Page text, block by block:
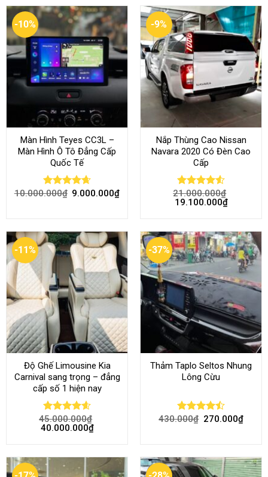
-10%
Màn Hình Teyes CC3L –
Màn Hình Ô Tô Đẳng Cấp
Quốc Tế
Rated 4.68
10.000.000₫ 9.000.000₫
-9%
Nắp Thùng Cao Nissan
Navara 2020 Có Đèn Cao
Cấp
Rated4.52
out of 5
21.000.000₫
19.100.000₫
-11%
Độ Ghế Limousine Kia
Carnival sang trọng – đẳng
cấp số 1 hiện nay
Rated4.58
out of 5
45.000.000₫
40.000.000₫
-37%
Thảm Taplo Seltos Nhung
Lông Cừu
Rated
430.000₫ 270.000₫